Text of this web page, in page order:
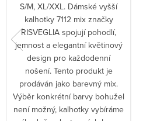
S/M, XL/XXL. Dámské vyšší
kalhotky 7112 mix značky
RISVEGLIA spojují pohodlí,
jemnost a elegantní květinový
design pro každodenní
nošení. Tento produkt je
prodáván jako barevný mix.
Výběr konkrétní barvy bohužel
není možný, kalhotky vybíráme